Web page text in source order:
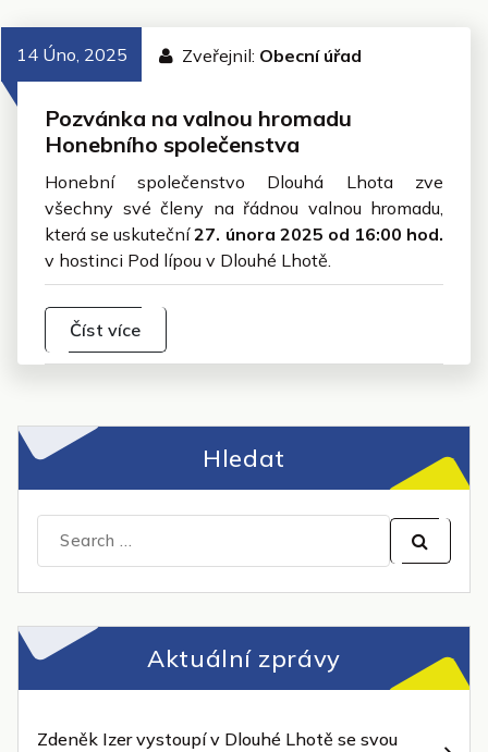
14 Úno, 2025 Zveřejnil: Obecní úřad
Pozvánka na valnou hromadu
Honebního společenstva
Honební společenstvo Dlouhá Lhota zve
všechny své členy na řádnou valnou hromadu,
která se uskuteční27. února 2025 od 16:00 hod.
v hostinci Pod lípou v Dlouhé Lhotě.
Číst více
Hledat
Aktuální zprávy
Zdeněk Izer vystoupí v Dlouhé Lhotě se svou